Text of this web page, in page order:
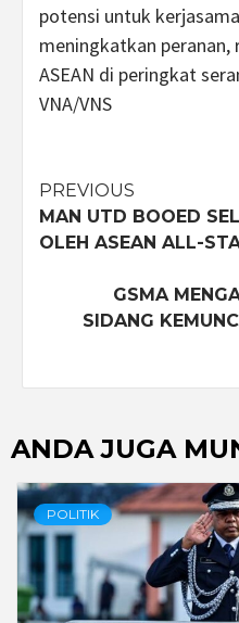
potensi untuk
meningkatkan peranan,
ASEAN di peringkat
VNA/VNS
Post
navigation
PREVIOUS
MAN UTD BOOED
OLEH ASEAN ALL-
GSMA
SIDANG
ANDA JUGA
POLITIK